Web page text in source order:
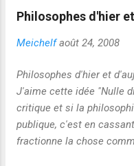
des droits d’auteurs
Philosophes d'hier
Meichelf août 24, 2008
Philosophes d'hier et
J'aime cette idée "Nulle
critique et si la
publique, c'est en
fractionne la chose